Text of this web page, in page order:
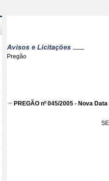
Pregão
PREGÃO nº 045/2005 - Nova Data